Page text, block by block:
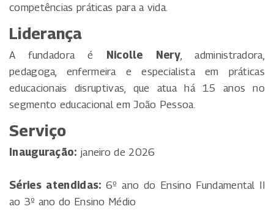
competências práticas para a vida.
Liderança
A fundadora é Nicolle Nery , administradora,
pedagoga, enfermeira e especialista em práticas
educacionais disruptivas, que atua há 15 anos no
segmento educacional em João Pessoa.
Serviço
Inauguração: janeiro de 2026
Séries atendidas: 6º ano do Ensino Fundamental II
ao 3º ano do Ensino Médio